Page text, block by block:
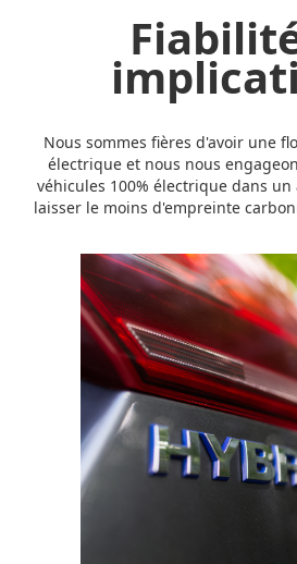
Nous sommes fières d'avoir une
électrique et nous nous
véhicules 100% électrique dans
laisser le moins d'empreinte